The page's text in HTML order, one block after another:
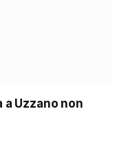
Uzzano non